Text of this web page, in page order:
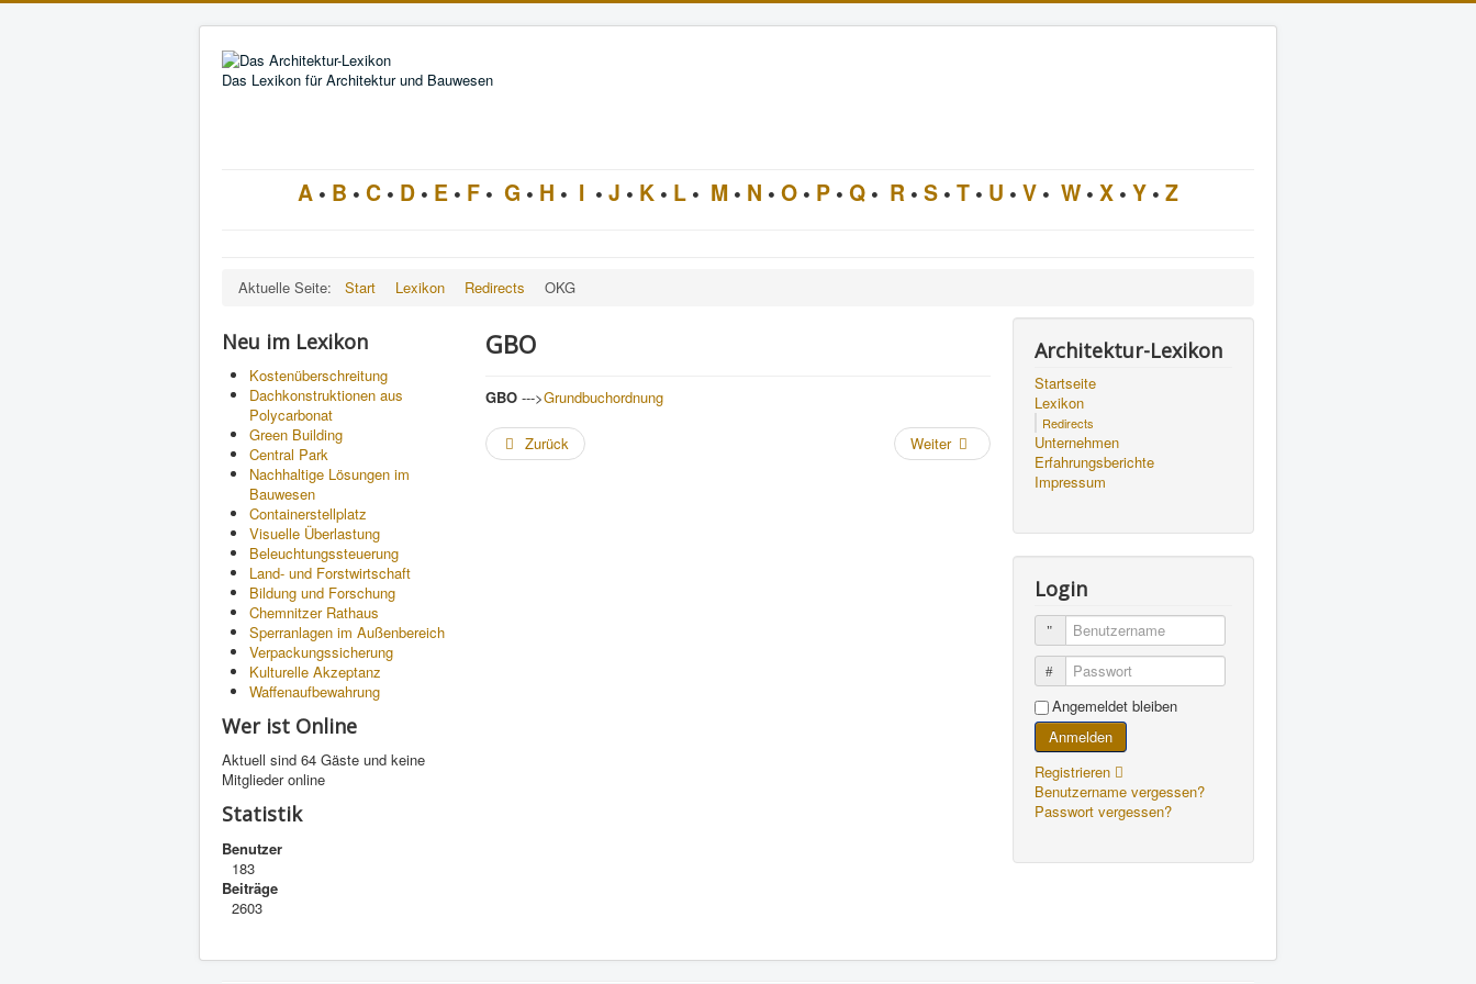
Das Lexikon für Architektur und Bauwesen
A • B • C • D • E • F • G • H • I • J • K • L • M • N • O • P • Q • R • S • T • U • V • W • X • Y • Z
Aktuelle Seite: Start Lexikon Redirects OKG
Neu im Lexikon
Kostenüberschreitung
Dachkonstruktionen aus
Polycarbonat
Green Building
Central Park
Nachhaltige Lösungen im
Bauwesen
Containerstellplatz
Visuelle Überlastung
Beleuchtungssteuerung
Land- und Forstwirtschaft
Bildung und Forschung
Chemnitzer Rathaus
Sperranlagen im Außenbereich
Verpackungssicherung
Kulturelle Akzeptanz
Waffenaufbewahrung
Wer ist Online
Aktuell sind 64 Gäste und keine
Mitglieder online
Statistik
Benutzer
183
Beiträge
2603
GBO
GBO --->Grundbuchordnung
Zurück Weiter
Architektur-Lexikon
Startseite
Lexikon
Redirects
Unternehmen
Erfahrungsberichte
Impressum
Login
Benutzername
Passwort
Angemeldet bleiben
Anmelden
Registrieren
Benutzername vergessen?
Passwort vergessen?